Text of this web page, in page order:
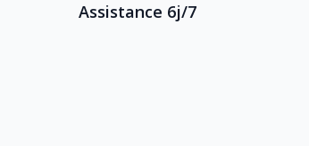
Assistance 6j/7